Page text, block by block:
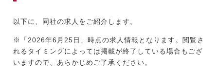
以下に、同社の求人をご紹介します。
※「2026年6月25日」時点の求人情報となります。閲覧さ
れるタイミングによっては掲載が終了している場合もござ
いますので、あらかじめご了承ください。